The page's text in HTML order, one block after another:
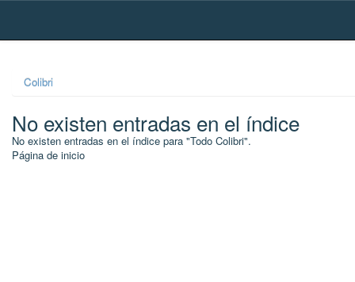
Skip
Colibri
No existen entradas en el índice
No existen entradas en el índice para "Todo Colibri".
Página de inicio